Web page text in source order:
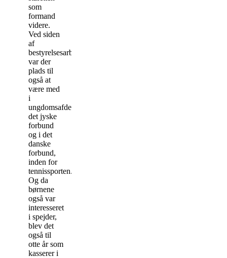
som
formand
videre.
Ved siden
af
bestyrelsesarbejdet
var der
plads til
også at
være med
i
ungdomsafdelingen,
det jyske
forbund
og i det
danske
forbund,
inden for
tennissporten.
Og da
børnene
også var
interesseret
i spejder,
blev det
også til
otte år som
kasserer i